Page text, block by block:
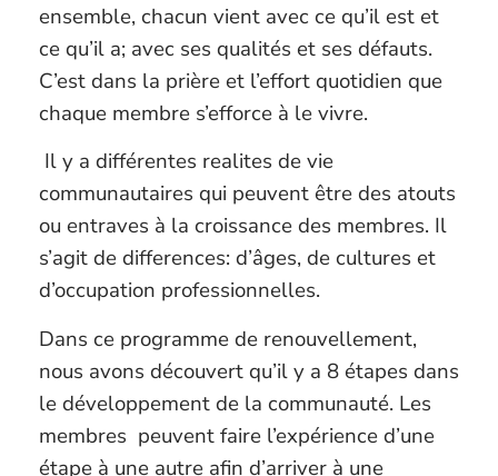
ensemble, chacun vient avec ce qu’il est et
ce qu’il a; avec ses qualités et ses défauts.
C’est dans la prière et l’effort quotidien que
chaque membre s’efforce à le vivre.
Il y a différentes realites de vie
communautaires qui peuvent être des atouts
ou entraves à la croissance des membres. Il
s’agit de differences: d’âges, de cultures et
d’occupation professionnelles.
Dans ce programme de renouvellement,
nous avons découvert qu’il y a 8 étapes dans
le développement de la communauté. Les
membres peuvent faire l’expérience d’une
étape à une autre afin d’arriver à une